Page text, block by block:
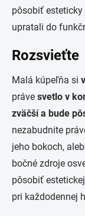
pôsobiť esteticky
upratali do
Rozsvieťte
Malá kúpeľňa si
práve svetlo v
zväčší a bude
nezabudnite
jeho bokoch,
bočné zdroje
pôsobiť
pri každodennej